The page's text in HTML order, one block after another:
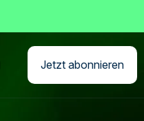
Jetzt abonnieren